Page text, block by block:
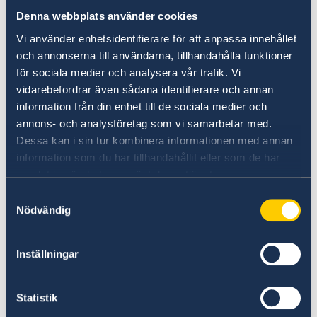
Denna webbplats använder cookies
Vi använder enhetsidentifierare för att anpassa innehållet
och annonserna till användarna, tillhandahålla funktioner
för sociala medier och analysera vår trafik. Vi
vidarebefordrar även sådana identifierare och annan
information från din enhet till de sociala medier och
annons- och analysföretag som vi samarbetar med.
Dessa kan i sin tur kombinera informationen med annan
information som du har tillhandahållit eller som de har
samlat in när du har använt deras tjänster.
Nödvändig
Inställningar
Statistik
Ukraina i februari 2022 har det svenska stödet
till Ukraina uppgått till cirka 30 miljarder
kronor. Sverige har försett Ukraina med bland
annat militärt stöd, avancerade vapensystem,
och humanitärt och finansiellt stöd. Sverige
stödjer också Ukrainas EU-närmande.
Sveriges medlemskap i Nato
en ny svensk utrikes- och säkerhetspolitisk
identitet.
– Sverige är redo att inträda som fullvärdig
Sverige bli säkrare och Nato starkare. Vi